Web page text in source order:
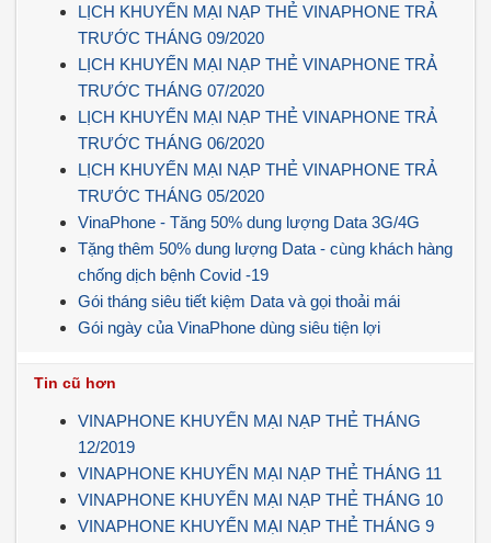
LỊCH KHUYẾN MẠI NẠP THẺ VINAPHONE TRẢ
TRƯỚC THÁNG 09/2020
LỊCH KHUYẾN MẠI NẠP THẺ VINAPHONE TRẢ
TRƯỚC THÁNG 07/2020
LỊCH KHUYẾN MẠI NẠP THẺ VINAPHONE TRẢ
TRƯỚC THÁNG 06/2020
LỊCH KHUYẾN MẠI NẠP THẺ VINAPHONE TRẢ
TRƯỚC THÁNG 05/2020
VinaPhone - Tăng 50% dung lượng Data 3G/4G
Tặng thêm 50% dung lượng Data - cùng khách hàng
chống dịch bệnh Covid -19
Gói tháng siêu tiết kiệm Data và gọi thoải mái
Gói ngày của VinaPhone dùng siêu tiện lợi
Tin cũ hơn
VINAPHONE KHUYẾN MẠI NẠP THẺ THÁNG
12/2019
VINAPHONE KHUYẾN MẠI NẠP THẺ THÁNG 11
VINAPHONE KHUYẾN MẠI NẠP THẺ THÁNG 10
VINAPHONE KHUYẾN MẠI NẠP THẺ THÁNG 9